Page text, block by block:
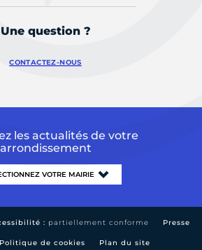
Une question ?
CONTACTEZ-NOUS
les actualités de votre
arrondissement
: partiellement conforme Presse
Politique de cookies Plan du site